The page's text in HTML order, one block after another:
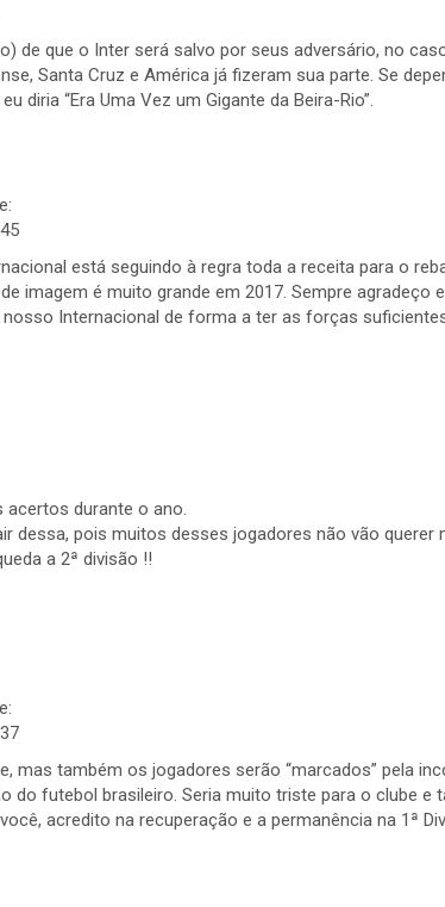
de que o Inter será salvo por seus adversário, no
Santa Cruz e América já fizeram sua parte. Se
diria “Era Uma Vez um Gigante da Beira-Rio”.
está seguindo à regra toda a receita para o
imagem é muito grande em 2017. Sempre agradeço
nosso Internacional de forma a ter as forças
durante o ano.
dessa, pois muitos desses jogadores não vão querer
a 2ª divisão !!
mas também os jogadores serão “marcados” pela
do futebol brasileiro. Seria muito triste para o clube e
acredito na recuperação e a permanência na 1ª